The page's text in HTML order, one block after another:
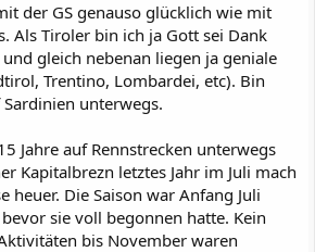
der GS genauso glücklich wie mit
Als Tiroler bin ich ja Gott sei Dank
gleich nebenan liegen ja geniale
Trentino, Lombardei, etc). Bin
unterwegs.
Jahre auf Rennstrecken unterwegs
Kapitalbrezn letztes Jahr im Juli mach
heuer. Die Saison war Anfang Juli
sie voll begonnen hatte. Kein
bis November waren